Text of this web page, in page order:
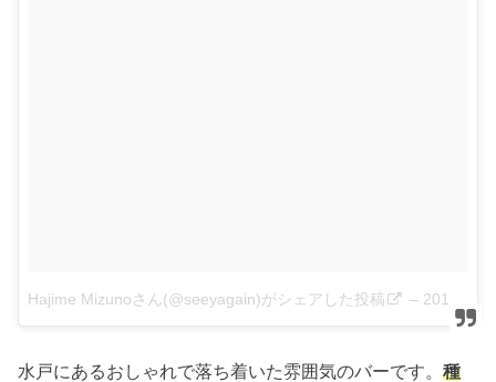
Hajime Mizunoさん(@seeyagain)がシェアした投稿 – 2017 7月 25 8:49午後 PDT
水戸にあるおしゃれで落ち着いた雰囲気のバーです。種